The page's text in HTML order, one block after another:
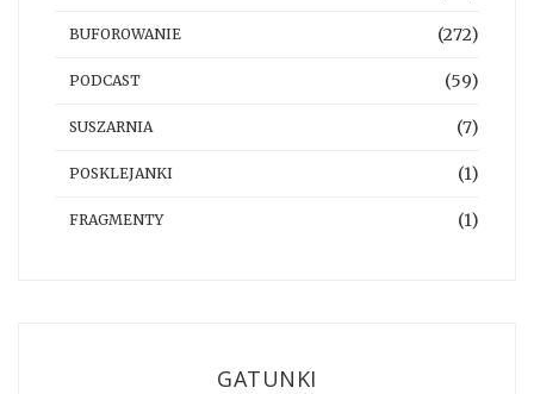
BUFOROWANIE (272)
PODCAST (59)
SUSZARNIA (7)
POSKLEJANKI (1)
FRAGMENTY (1)
GATUNKI